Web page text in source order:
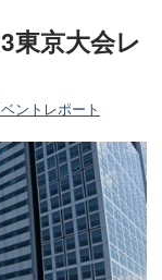
東京大会レ
ントレポート